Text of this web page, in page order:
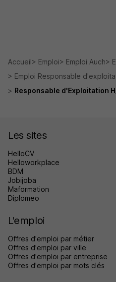
Accueil Emploi Emploi Auch
Emploi Responsable
Responsable d'Exploitation
Les sites
HelloCV
Helloworkplace
BDM
Jobijoba
Maformation
Diplomeo
L'emploi
Offres d'emploi par métier
Offres d'emploi par ville
Offres d'emploi par entreprise
Offres d'emploi par mots clés